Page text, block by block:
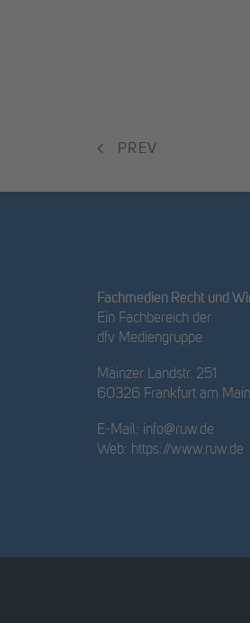
PREV
Fachmedien Recht und
Ein Fachbereich der
dfv Mediengruppe
Mainzer Landstr. 251
60326 Frankfurt am Main
E-Mail: info@ruw.de
Web: https://www.ruw.de